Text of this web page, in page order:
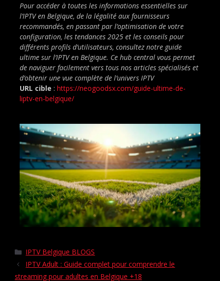
Pour accéder à toutes les informations essentielles sur
l’IPTV en Belgique, de la légalité aux fournisseurs
recommandés, en passant par l’optimisation de votre
configuration, les tendances 2025 et les conseils pour
différents profils d’utilisateurs, consultez notre guide
ultime sur l’IPTV en Belgique. Ce hub central vous permet
de naviguer facilement vers tous nos articles spécialisés et
d’obtenir une vue complète de l’univers IPTV
URL cible : https://neogoodsx.com/guide-ultime-de-
liptv-en-belgique/
IPTV Belgique BLOGS
IPTV Adult : Guide complet pour comprendre le
streaming pour adultes en Belgique +18